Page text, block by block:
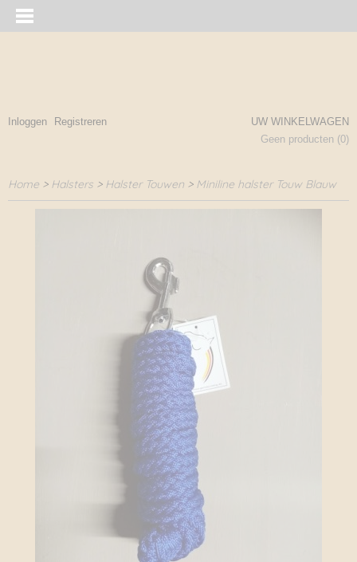
Inloggen Registreren
UW WINKELWAGEN
Geen producten (0)
Home > Halsters > Halster Touwen > Miniline halster Touw Blauw